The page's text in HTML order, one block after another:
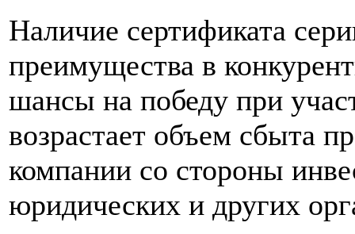
Наличие сертификата
преимущества в
шансы на победу при
возрастает объем сбыта
компании со стороны
юридических и других